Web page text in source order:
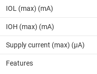
IOL (max) (mA)
IOH (max) (mA)
Supply current (max) (µA)
Features